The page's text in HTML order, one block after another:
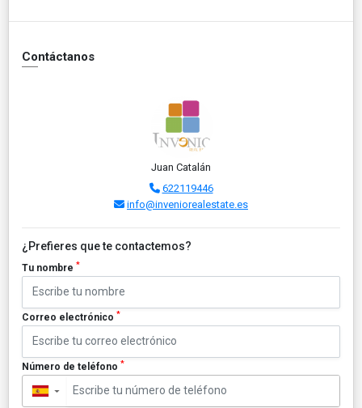
Contáctanos
Juan Catalán
622119446
info@inveniorealestate.es
¿Prefieres que te contactemos?
Tu nombre *
Correo electrónico *
Número de teléfono *
▼